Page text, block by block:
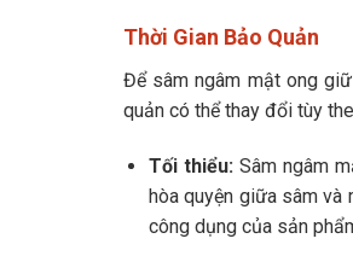
Thời Gian Bảo Quản
Để sâm ngâm mật ong
quản có thể thay đổi tùy
Tối thiểu: Sâm ngâm
hòa quyện giữa sâm và
công dụng của sản